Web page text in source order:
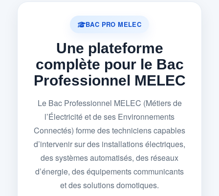
BAC PRO MELEC
Une plateforme
complète pour le Bac
Professionnel MELEC
Le Bac Professionnel MELEC (Métiers de
l’Électricité et de ses Environnements
Connectés) forme des techniciens capables
d’intervenir sur des installations électriques,
des systèmes automatisés, des réseaux
d’énergie, des équipements communicants
et des solutions domotiques.